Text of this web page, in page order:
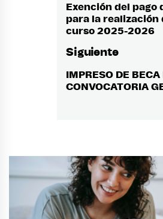
de
entradas
Entrada
anterior:
Exención del pago
para la realización
curso 2025-2026
Siguiente
Entrada
siguiente:
IMPRESO DE
CONVOCATORIA